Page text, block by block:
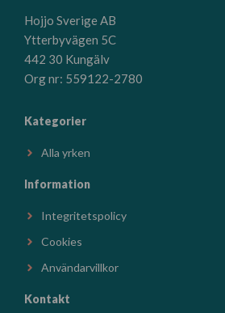
Hojjo Sverige AB
Ytterbyvägen 5C
442 30 Kungälv
Org nr: 559122-2780
Kategorier
Alla yrken
Information
Integritetspolicy
Cookies
Användarvillkor
Kontakt